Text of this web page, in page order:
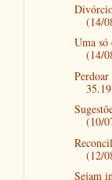
(14/
Uma
(14/
(10/
(12/
Sejam